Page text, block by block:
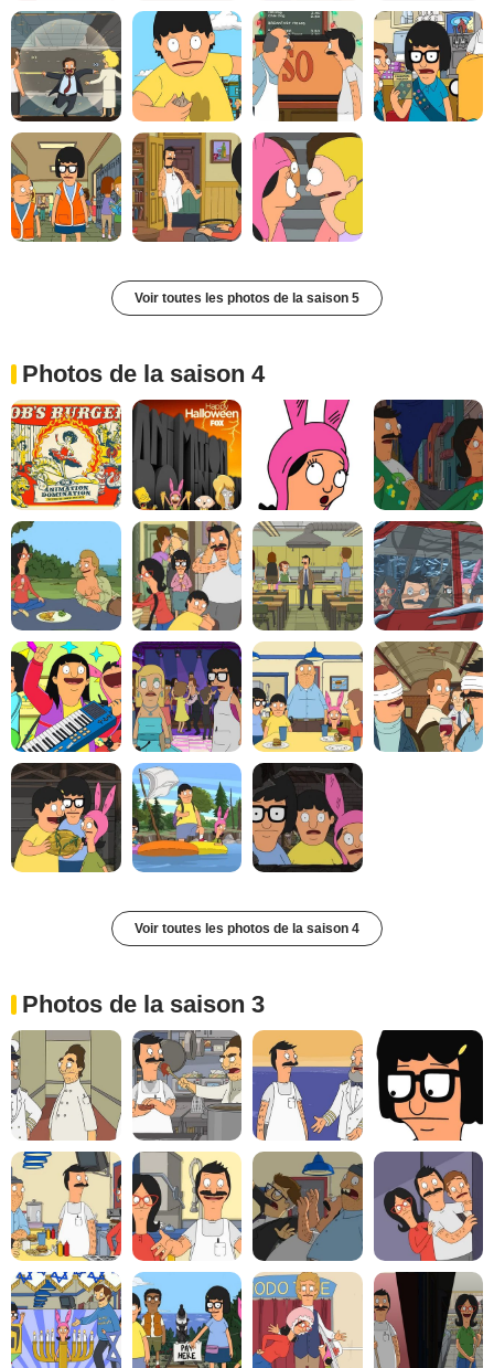
Voir toutes les photos de la saison 5
Photos de la saison 4
Voir toutes les photos de la saison 4
Photos de la saison 3